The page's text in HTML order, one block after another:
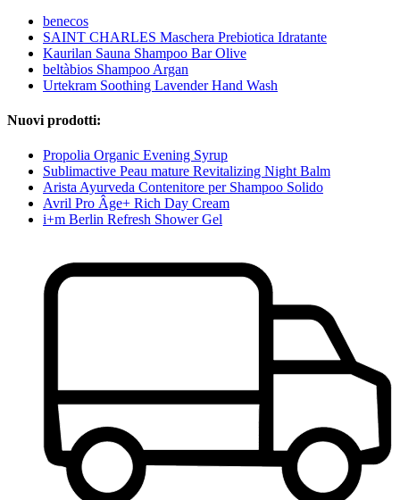
benecos
SAINT CHARLES Maschera Prebiotica Idratante
Kaurilan Sauna Shampoo Bar Olive
beltàbios Shampoo Argan
Urtekram Soothing Lavender Hand Wash
Nuovi prodotti:
Propolia Organic Evening Syrup
Sublimactive Peau mature Revitalizing Night Balm
Arista Ayurveda Contenitore per Shampoo Solido
Avril Pro Âge+ Rich Day Cream
i+m Berlin Refresh Shower Gel